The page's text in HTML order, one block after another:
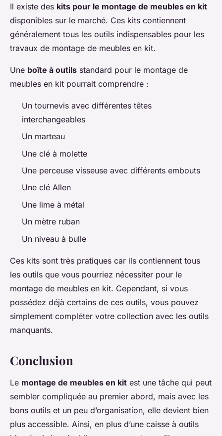
Il existe des kits pour le montage de meubles en kit
disponibles sur le marché. Ces kits contiennent
généralement tous les outils indispensables pour les
travaux de montage de meubles en kit.
Une boîte à outils standard pour le montage de
meubles en kit pourrait comprendre :
Un tournevis avec différentes têtes
interchangeables
Un marteau
Une clé à molette
Une perceuse visseuse avec différents embouts
Une clé Allen
Une lime à métal
Un mètre ruban
Un niveau à bulle
Ces kits sont très pratiques car ils contiennent tous
les outils que vous pourriez nécessiter pour le
montage de meubles en kit. Cependant, si vous
possédez déjà certains de ces outils, vous pouvez
simplement compléter votre collection avec les outils
manquants.
Conclusion
Le montage de meubles en kit est une tâche qui peut
sembler compliquée au premier abord, mais avec les
bons outils et un peu d’organisation, elle devient bien
plus accessible. Ainsi, en plus d’une caisse à outils